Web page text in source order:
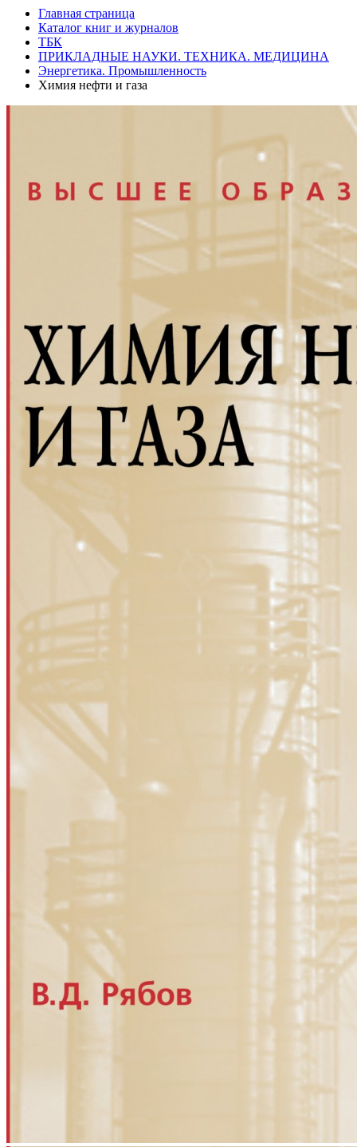
Главная страница
Каталог книг и журналов
ТБК
ПРИКЛАДНЫЕ НАУКИ. ТЕХНИКА. МЕДИЦИНА
Энергетика. Промышленность
Химия нефти и газа